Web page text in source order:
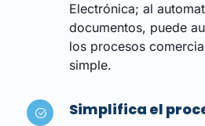
Electrónica; al
documentos, puede
los procesos
simple.
Simplifica el